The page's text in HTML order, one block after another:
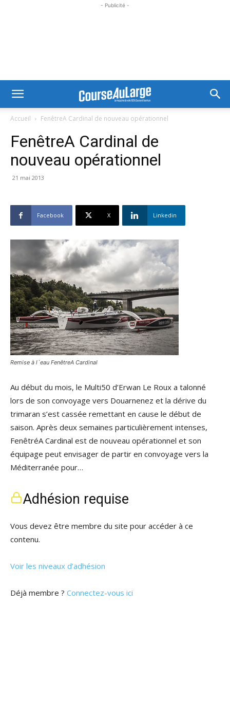
- Publicité -
Accueil FenêtreA Cardinal de nouveau opérationnel
FenêtreA Cardinal de
nouveau opérationnel
21 mai 2013
Facebook X Linkedin
Remise à l`eau FenêtreA Cardinal
Au début du mois, le Multi50 d’Erwan Le Roux a talonné
lors de son convoyage vers Douarnenez et la dérive du
trimaran s’est cassée remettant en cause le début de
saison. Après deux semaines particulièrement intenses,
FenêtréA Cardinal est de nouveau opérationnel et son
équipage peut envisager de partir en convoyage vers la
Méditerranée pour…
Adhésion requise
Vous devez être membre du site pour accéder à ce
contenu.
Voir les niveaux d’adhésion
Déjà membre ? Connectez-vous ici